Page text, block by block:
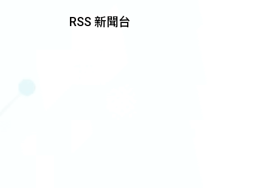
RSS 新聞台